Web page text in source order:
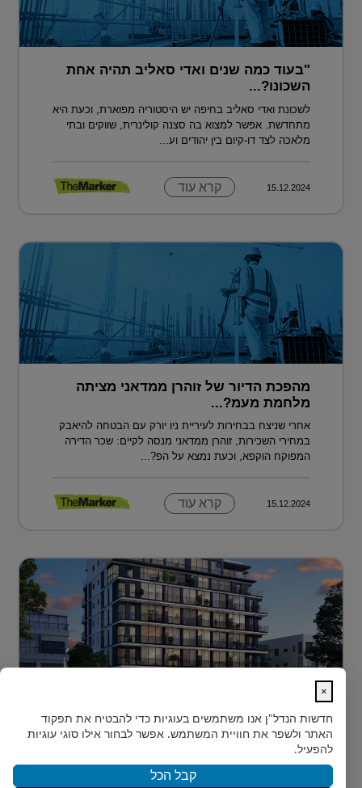
"בעוד כמה שנים ואדי סאליב תהיה אחת
השכונו?...
לשכונת ואדי סאליב בחיפה יש היסטוריה מפוארת, וכעת היא
מתחדשת. אפשר למצוא בה סצנה קולינרית, שווקים ובתי
מלאכה לצד דו-קיום בין יהודים וע...
15.12.2024 קרא עוד
מהפכת הדיור של זוהרן ממדאני מציתה
מלחמת מעמ?...
אחרי שניצח בבחירות לעיריית ניו יורק עם הבטחה להיאבק
במחירי השכירות, זוהרן ממדאני מנסה לקיים: שכר הדירה
המפוקח הוקפא, וכעת נמצא על הפ?...
15.12.2024 קרא עוד
בלב הצפון-הישן של תל אביב, במרחק דקות הליכה ספורות
מהלוקיישנים האייקוניים ביותר בעיר, מציעה Rozio
SELECTED - מותג הי?...
×
חדשות הנדל"ן אנו משתמשים בעוגיות כדי להבטיח את תפקוד
האתר ולשפר את חוויית המשתמש. אפשר לבחור אילו סוגי עוגיות
להפעיל.
קבל הכל